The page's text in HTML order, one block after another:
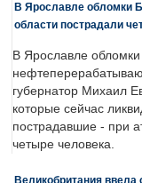
В Ярославле обломки
области пострадали
В Ярославле
губернатор Михаил
которые сейчас
пострадавшие - при
четыре человека.
Великобритания ввела